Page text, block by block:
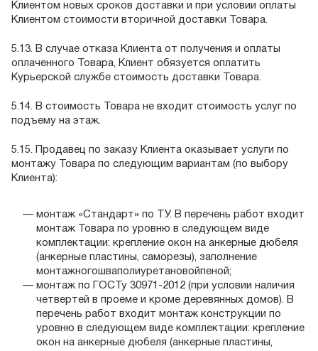
Клиентом новых сроков доставки и при условии оплаты
Клиентом стоимости вторичной доставки Товара.
5.13. В случае отказа Клиента от получения и оплаты
оплаченного Товара, Клиент обязуется оплатить
Курьерской службе стоимость доставки Товара.
5.14. В стоимость Товара не входит стоимость услуг по
подъему на этаж.
5.15. Продавец по заказу Клиента оказывает услуги по
монтажу Товара по следующим вариантам (по выбору
Клиента):
монтаж «Стандарт» по ТУ. В перечень работ входит
монтаж Товара по уровню в следующем виде
комплектации: крепление окон на анкерные дюбеля
(анкерные пластины, саморезы), заполнение
монтажногошваполиуретановойпеной;
монтаж по ГОСТу 30971-2012 (при условии наличия
четвертей в проеме и кроме деревянных домов). В
перечень работ входит монтаж конструкции по
уровню в следующем виде комплектации: крепление
окон на анкерные дюбеля (анкерные пластины,